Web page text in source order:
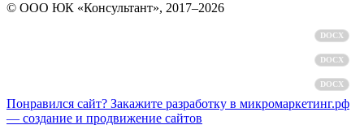
© ООО ЮК «Консультант», 2017–2026
DOCX
DOCX
DOCX
Понравился сайт? Закажите разработку в микромаркетинг.рф
— создание и продвижение сайтов